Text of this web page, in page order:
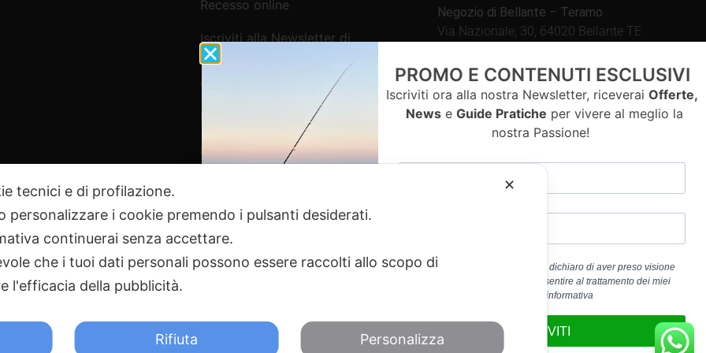
Recesso online
Iscriviti alla Newsletter di
Webpesca
Cookie Policy e Consensi
Informativa e-commerce
Informativa newsletter e contatti
Negozio di Bellante – Teramo
Via Nazionale, 30, 64020 Bellante TE
09.00 – 13.00 / 15.30 – 19.30
Pagamenti Sicuri
Webpesca è un brand Intent di Federico Andrenacci P.Iva 01917920678
da Google reCAPTCHA v3,Privacy Policy Terms of Servicedi Google.
✕
tecnici e di profilazione.
personalizzare i cookie premendo i pulsanti desiderati.
continuerai senza accettare.
che i tuoi dati personali possono essere raccolti allo scopo di
l'efficacia della pubblicità.
Rifiuta Personalizza
PROMO E CONTENUTI ESCLUSIVI
Iscriviti ora alla nostra Newsletter, riceverai Offerte,
Newse Guide Pratiche per vivere al meglio la
nostra Passione!
Cliccando sul pulsante “ISCRIVITI” dichiaro di aver preso visione
e di acconsentire al trattamento dei miei
dati personali per la finalità b) dell’informativa
ISCRIVITI